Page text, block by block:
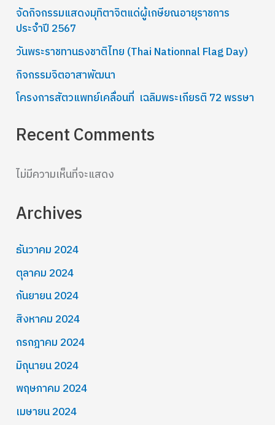
จัดกิจกรรมแสดงมุทิตาจิตแด่ผู้เกษียณอายุราชการ
ประจำปี 2567
วันพระราชทานธงชาติไทย (Thai Nationnal Flag Day)
กิจกรรมจิตอาสาพัฒนา
โครงการสัตวแพทย์เคลื่อนที่ เฉลิมพระเกียรติ 72 พรรษา
Recent Comments
ไม่มีความเห็นที่จะแสดง
Archives
ธันวาคม 2024
ตุลาคม 2024
กันยายน 2024
สิงหาคม 2024
กรกฎาคม 2024
มิถุนายน 2024
พฤษภาคม 2024
เมษายน 2024